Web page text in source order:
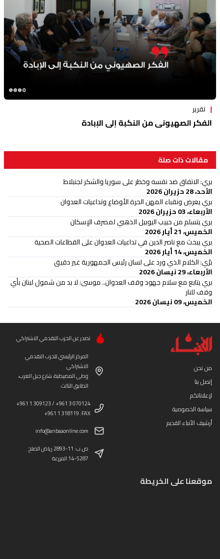
تقرير
الفكر الصهيوني من النكبة إلى الإبادة
مقالات ذات صلة
بري: الاتفاق ضد نفسه وخطر على سوريا والشكر لجنبلاط
الأحد، 28 حزيران 2026
بري يعرض ونقباء المهن الحرة الأوضاع وتداعيات العدوان
الأربعاء، 03 حزيران 2026
بري يتسلم من حبيب اليوبيل الذهبي لمصرف الإسكان
الخميس، 21 أيار 2026
بري يبحث مع ناصر الدين في تداعيات العدوان على القطاعات الصحية
الخميس، 14 أيار 2026
برّي: الكلام الذي ورد على لسان رئيس الجمهورية غير دقيق
الأربعاء، 29 نيسان 2026
بري يتابع مع سلام جهود وقف العدوان.. موسى: لا بد من شمول لبنان بأي
وقف للنار
الخميس، 09 نيسان 2026
من نحن
إتصل بنا
لإعلاناتكم
سياسة الخصوصية
أرشيف الأنباء القديم
تصدر عن الحزب التقدمي الاشتراكي
المركز الرئيسي للحزب التقدمي
الاشتراكي
وطى المصيطبة، شارع جبل العرب،
الطابق الثالث
+961 1 309123 / +961 3 070124
+961 1 318119 :FAX
info@anbaaonline.com
ص.ب: 11-2893 رياض الصلح
14-5287 المزرعة
موقعنا على الخريطة